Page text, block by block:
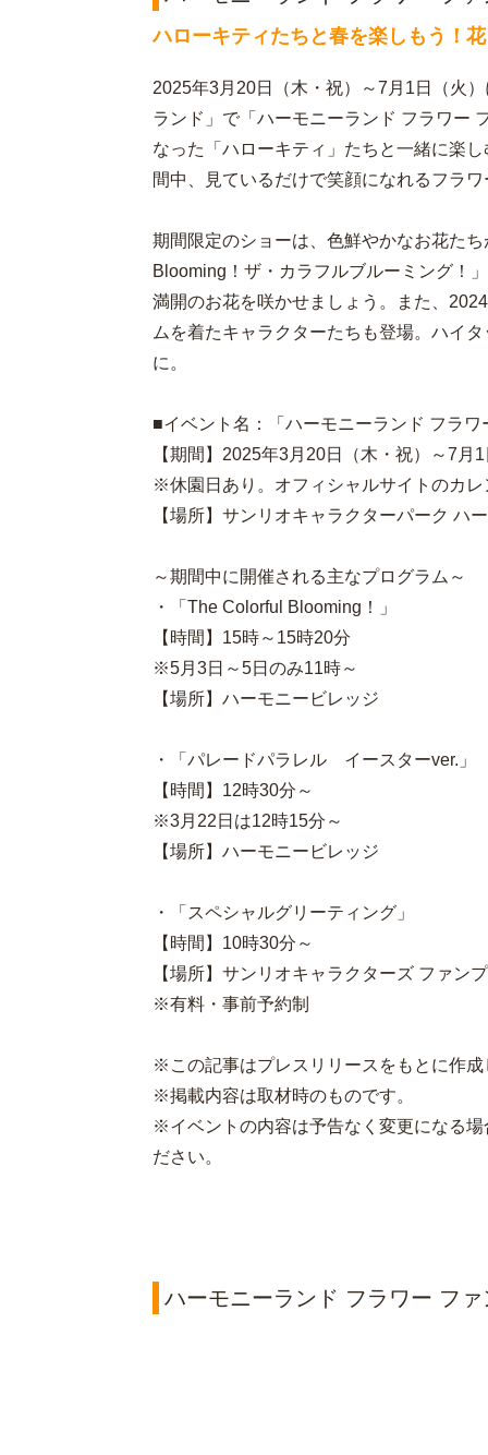
ハローキティたちと春を楽しもう！
2025年3月20日（木・祝）～7月1日（火
ランド」で「ハーモニーランド フラワー
なった「ハローキティ」たちと一緒に楽
間中、見ているだけで笑顔になれるフラワ
期間限定のショーは、色鮮やかなお花た
Blooming！ザ・カラフルブルーミング！
満開のお花を咲かせましょう。また、
ムを着たキャラクターたちも登場。ハイ
に。
■イベント名：「ハーモニーランド フラワ
【期間】2025年3月20日（木・祝）～7月1
※休園日あり。オフィシャルサイトのカレ
【場所】サンリオキャラクターパーク ハ
～期間中に開催される主なプログラム～
・「The Colorful Blooming！」
【時間】15時～15時20分
※5月3日～5日のみ11時～
【場所】ハーモニービレッジ
・「パレードパラレル イースターver.」
【時間】12時30分～
※3月22日は12時15分～
【場所】ハーモニービレッジ
・「スペシャルグリーティング」
【時間】10時30分～
【場所】サンリオキャラクターズ ファン
※有料・事前予約制
※この記事はプレスリリースをもとに作成
※掲載内容は取材時のものです。
※イベントの内容は予告なく変更になる
ださい。
ハーモニーランド フラワー フ